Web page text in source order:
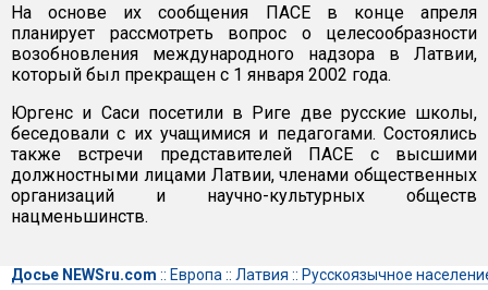
На основе их сообщения ПАСЕ в конце апреля
планирует рассмотреть вопрос о целесообразности
возобновления международного надзора в Латвии,
который был прекращен с 1 января 2002 года.
Юргенс и Саси посетили в Риге две русские школы,
беседовали с их учащимися и педагогами. Состоялись
также встречи представителей ПАСЕ с высшими
должностными лицами Латвии, членами общественных
организаций и научно-культурных обществ
нацменьшинств.
Досье NEWSru.com :: Европа :: Латвия :: Русскоязычное